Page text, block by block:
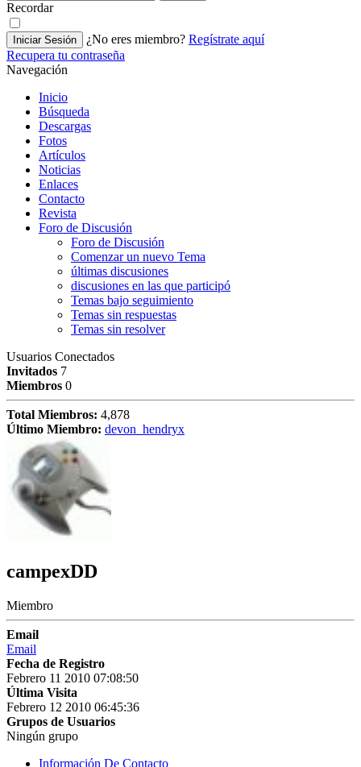
Recordar
Iniciar Sesión ¿No eres miembro? Regístrate aquí
Recupera tu contraseña
Navegación
Inicio
Búsqueda
Descargas
Fotos
Artículos
Noticias
Enlaces
Contacto
Revista
Foro de Discusión
Foro de Discusión
Comenzar un nuevo Tema
últimas discusiones
discusiones en las que participó
Temas bajo seguimiento
Temas sin respuestas
Temas sin resolver
Usuarios Conectados
Invitados 7
Miembros 0
Total Miembros: 4,878
Último Miembro: devon_hendryx
campexDD
Miembro
Email
Email
Fecha de Registro
Febrero 11 2010 07:08:50
Última Visita
Febrero 12 2010 06:45:36
Grupos de Usuarios
Ningún grupo
Información De Contacto